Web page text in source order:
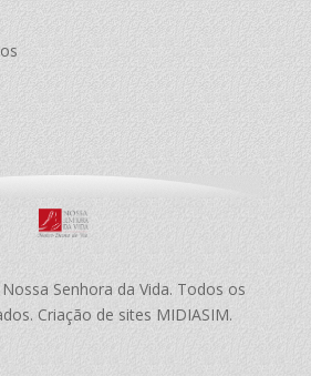
Senhora da Vida. Todos os
Criação de sites MIDIASIM.